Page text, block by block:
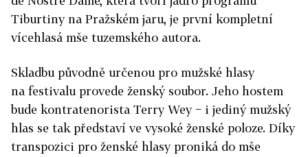
Tiburtiny na Pražském jaru, je první kompletní
vícehlasá mše tuzemského autora.
Skladbu původně určenou pro mužské hlasy
na festivalu provede ženský soubor. Jeho hostem
bude kontratenorista Terry Wey − i jediný mužský
hlas se tak představí ve vysoké ženské poloze. Díky
transpozici pro ženské hlasy proniká do mše